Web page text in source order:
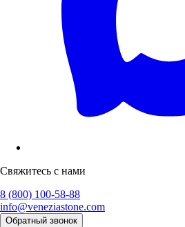
Свяжитесь с нами
8 (800) 100-58-88
info@veneziastone.com
Обратный звонок